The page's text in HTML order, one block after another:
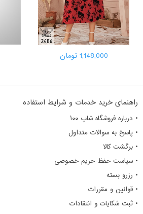
1,148,000 تومان
راهنمای خرید خدمات و شرایط استفاده
• درباره فروشگاه شاپ ۱۰۰
• پاسخ به سوالات متداول
• برگشت کالا
• سیاست حفظ حریم خصوصی
• رزرو بسته
• قوانین و مقررات
• ثبت شکایات و انتقادات